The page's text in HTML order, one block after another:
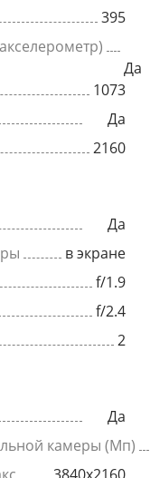
395
Да
1073
Да
2160
Да
в экране
f/1.9
f/2.4
2
Да
камеры (Мп)